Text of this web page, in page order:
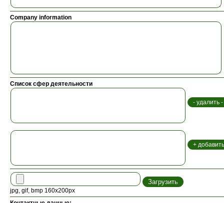
Company information
Список сфер деятельности
jpg, gif, bmp 160x200px